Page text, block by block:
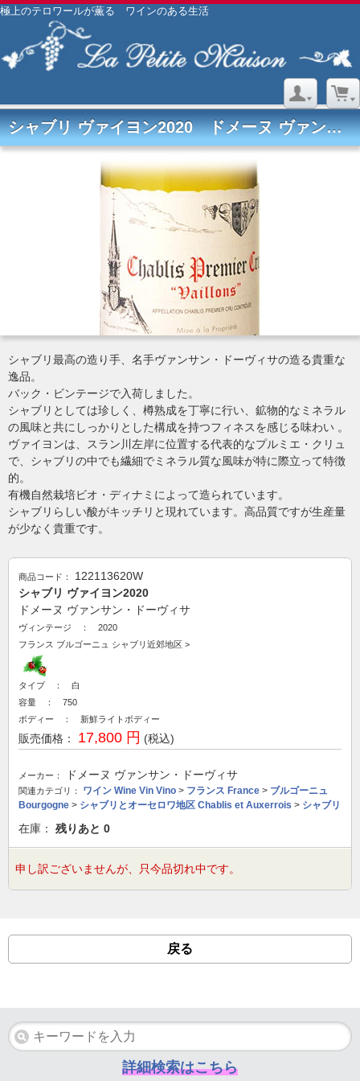
極上のテロワールが薫る ワインのある生活
シャブリ ヴァイヨン2020 ドメーヌ ヴァンサン・ドーヴィサ
シャブリ最高の造り手、名手ヴァンサン・ドーヴィサの造る貴重な
逸品。
バック・ビンテージで入荷しました。
シャブリとしては珍しく、樽熟成を丁寧に行い、鉱物的なミネラル
の風味と共にしっかりとした構成を持つフィネスを感じる味わい 。
ヴァイヨンは、スラン川左岸に位置する代表的なプルミエ・クリュ
で、シャブリの中でも繊細でミネラル質な風味が特に際立って特徴
的。
有機自然栽培ビオ・ディナミによって造られています。
シャブリらしい酸がキッチリと現れています。高品質ですが生産量
が少なく貴重です。
商品コード：
122113620W
シャブリ ヴァイヨン2020
ドメーヌ ヴァンサン・ドーヴィサ
ヴィンテージ ： 2020
フランス ブルゴーニュ シャブリ近郊地区 >
タイプ ： 白
容量 ： 750
ボディー ： 新鮮ライトボディー
販売価格： 17,800 円 (税込)
メーカー： ドメーヌ ヴァンサン・ドーヴィサ
関連カテゴリ： ワイン Wine Vin Vino > フランス France > ブルゴーニュ
Bourgogne > シャブリとオーセロワ地区 Chablis et Auxerrois > シャブリ
在庫： 残りあと 0
申し訳ございませんが、只今品切れ中です。
戻る
詳細検索はこちら